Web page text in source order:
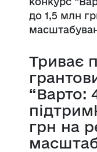
до 1,5 млн
Триває
“Варто:
грн на